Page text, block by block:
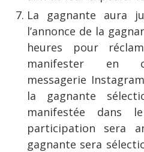
La gagnante aura
l’annonce de la
heures pour
manifester en
messagerie
la gagnante
manifestée dans
participation sera
gagnante sera